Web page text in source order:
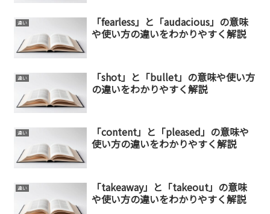
違い
「fearless」と「audacious」の意味
や使い方の違いをわかりやすく解説
違い
「shot」と「bullet」の意味や使い方
の違いをわかりやすく解説
違い
「content」と「pleased」の意味や
使い方の違いをわかりやすく解説
違い
「takeaway」と「takeout」の意味
や使い方の違いをわかりやすく解説